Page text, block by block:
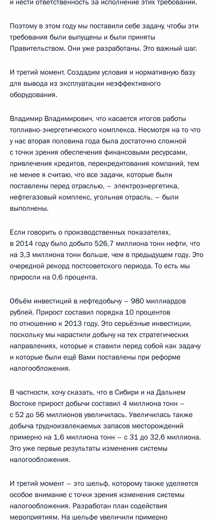
Поэтому в этом году мы поставили себе задачу, чтобы эти
требования были выпущены и были приняты
Правительством. Они уже разработаны. Это важный шаг.
И третий момент. Создадим условия и нормативную базу
для вывода из эксплуатации неэффективного
оборудования.
Владимир Владимирович, что касается итогов работы
топливно-энергетического комплекса. Несмотря на то что
у нас вторая половина года была достаточно сложной
с точки зрения обеспечения финансовыми ресурсами,
привлечения кредитов, перекредитования компаний, тем
не менее я считаю, что все задачи, которые были
поставлены перед отраслью, – электроэнергетика,
нефтегазовый комплекс, угольная отрасль, – были
выполнены.
Если говорить о производственных показателях,
в 2014 году было добыто 526,7 миллиона тонн нефти, что
на 3,3 миллиона тонн больше, чем в предыдущем году. Это
очередной рекорд постсоветского периода. То есть мы
приросли на 0,6 процента.
Объём инвестиций в нефтедобычу – 980 миллиардов
рублей. Прирост составил порядка 10 процентов
по отношению к 2013 году. Это серьёзные инвестиции,
поскольку мы нарастили добычу на тех стратегических
направлениях, которые и ставили перед собой как задачу
и которые были ещё Вами поставлены при реформе
налогообложения.
В частности, хочу сказать, что в Сибири и на Дальнем
Востоке прирост добычи составил 4 миллиона тонн –
с 52 до 56 миллионов увеличилась. Увеличилась также
добыча трудноизвлекаемых запасов месторождений
примерно на 1,6 миллиона тонн – с 31 до 32,6 миллиона.
Это уже первые результаты изменения системы
налогообложения.
И третий момент – это шельф, которому также уделяется
особое внимание с точки зрения изменения системы
налогообложения. Разработан план содействия
мероприятиям. На шельфе увеличили примерно